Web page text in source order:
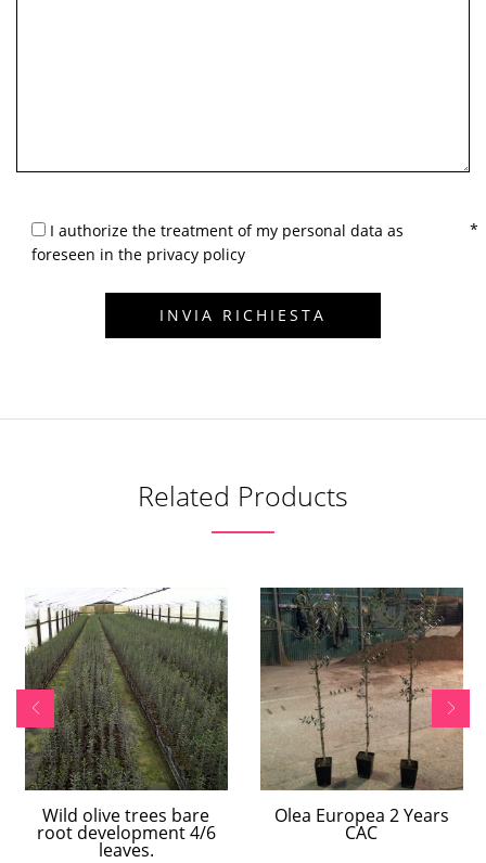
I authorize the treatment of my personal data as
foreseen in the privacy policy
Related Products
Wild olive trees bare
root development 4/6
leaves.
Olea Europea 2 Years
CAC